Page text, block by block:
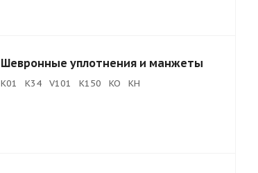
Шевронные уплотнения и манжеты
K01 K34 V101 K150 KO KH